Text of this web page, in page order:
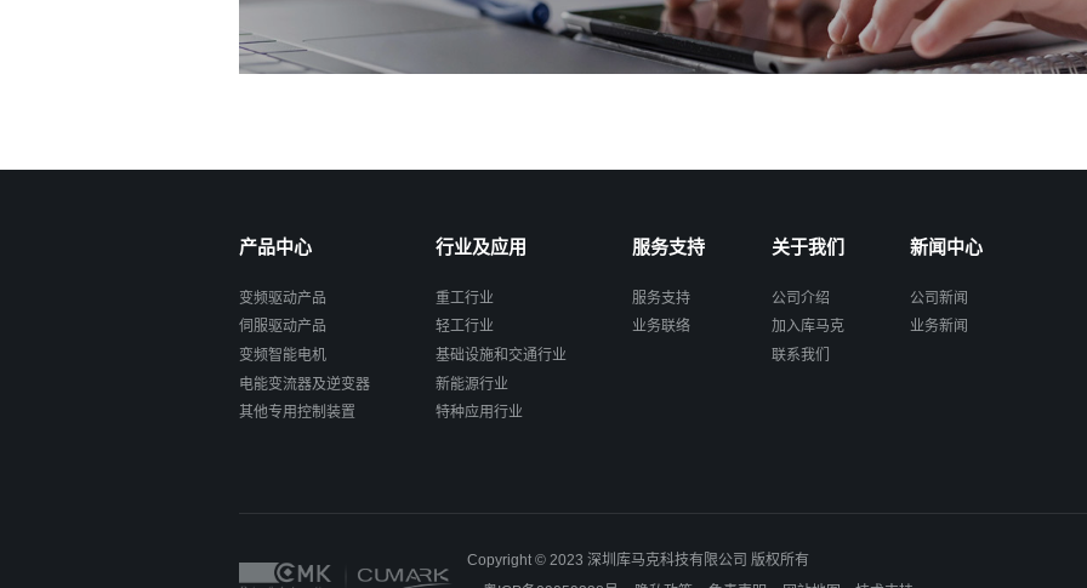
产品中心
变频驱动产品
伺服驱动产品
变频智能电机
电能变流器及逆变器
其他专用控制装置
行业及应用
重工行业
轻工行业
基础设施和交通行业
新能源行业
特种应用行业
服务支持
服务支持
业务联络
关于我们
公司介绍
加入库马克
联系我们
新闻中心
公司新闻
业务新闻
Copyright © 2023 深圳库马克科技有限公司 版权所有